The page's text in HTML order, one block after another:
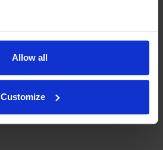
Allow all
Customize